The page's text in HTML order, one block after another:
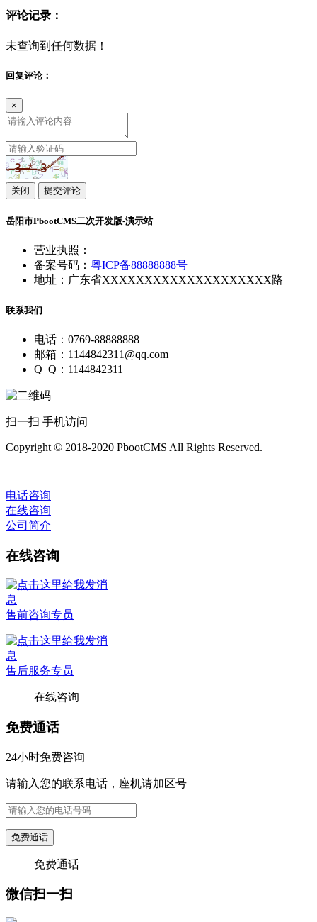
评论记录：
未查询到任何数据！
回复评论：
×
关闭 提交评论
岳阳市PbootCMS二次开发版-演示站
营业执照：
备案号码： 粤ICP备88888888号
地址：广东省XXXXXXXXXXXXXXXXXXXX路
联系我们
电话：0769-88888888
邮箱：1144842311@qq.com
Q Q：1144842311
扫一扫 手机访问
Copyright © 2018-2020 PbootCMS All Rights Reserved.
电话咨询
在线咨询
公司简介
在线咨询
售前咨询专员
售后服务专员
在线咨询
免费通话
24小时免费咨询
请输入您的联系电话，座机请加区号
免费通话
免费通话
微信扫一扫